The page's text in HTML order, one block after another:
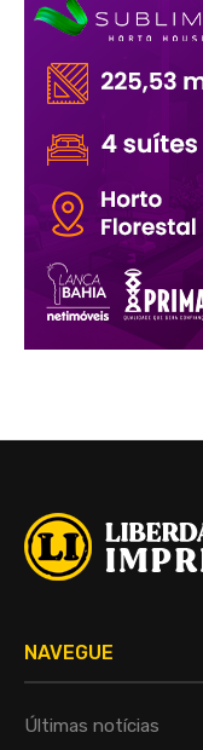
NAVEGUE
Últimas notícias